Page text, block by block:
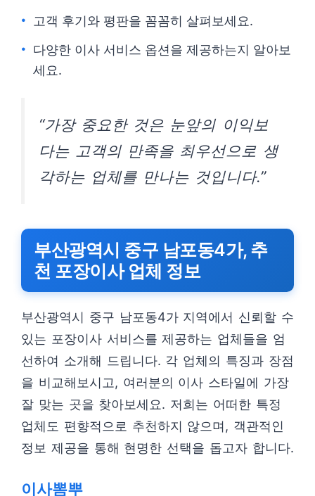
고객 후기와 평판을 꼼꼼히 살펴보세요.
다양한 이사 서비스 옵션을 제공하는지 알아보
세요.
“가장 중요한 것은 눈앞의 이익보
다는 고객의 만족을 최우선으로 생
각하는 업체를 만나는 것입니다.”
부산광역시 중구 남포동4가, 추
천 포장이사 업체 정보
부산광역시 중구 남포동4가 지역에서 신뢰할 수
있는 포장이사 서비스를 제공하는 업체들을 엄
선하여 소개해 드립니다. 각 업체의 특징과 장점
을 비교해보시고, 여러분의 이사 스타일에 가장
잘 맞는 곳을 찾아보세요. 저희는 어떠한 특정
업체도 편향적으로 추천하지 않으며, 객관적인
정보 제공을 통해 현명한 선택을 돕고자 합니다.
이사뽐뿌